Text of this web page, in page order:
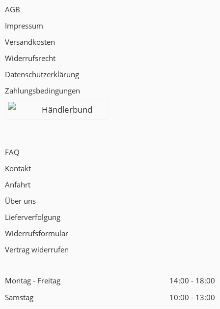
AGB
Impressum
Versandkosten
Widerrufsrecht
Datenschutzerklärung
Zahlungsbedingungen
Händlerbund
FAQ
Kontakt
Anfahrt
Über uns
Lieferverfolgung
Widerrufsformular
Vertrag widerrufen
Montag - Freitag
14:00 - 18:00
Samstag
10:00 - 13:00